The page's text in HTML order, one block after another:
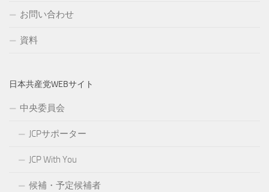
お問い合わせ
資料
日本共産党WEBサイト
中央委員会
JCPサポーター
JCP With You
候補・予定候補者